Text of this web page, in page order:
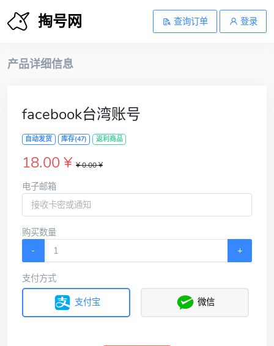
掏号网 查询订单 登录
产品详细信息
facebook台湾账号
自动发货 库存(47) 返利商品
18.00 ¥ ¥ 0.00 ¥
电子邮箱
购买数量
-
+
支付方式
支付宝
微信